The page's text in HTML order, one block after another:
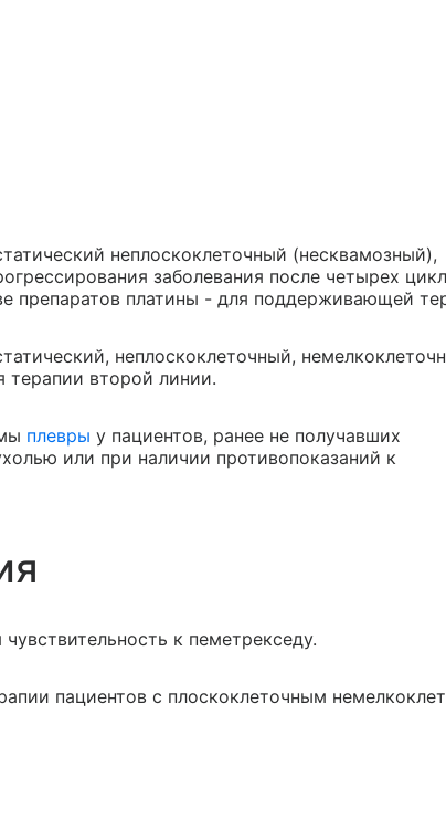
неплоскоклеточный (несквамозный),
заболевания после четырех
препаратов платины - для поддерживающей
неплоскоклеточный,
терапии второй линии.
плевры у пациентов, ранее не получавших
или при наличии противопоказаний к
к пеметрекседу.
пациентов с плоскоклеточным